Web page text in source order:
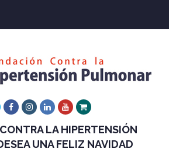
TwitterFacebookInstagram
LinkedInYoutube
Xing
LA HIPERTENSIÓN
UNA FELIZ NAVIDAD